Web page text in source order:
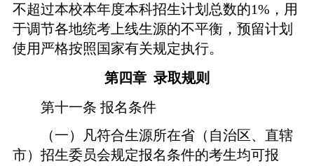
不超过本校本年度本科招生计划总数的1%，用
于调节各地统考上线生源的不平衡，预留计划
使用严格按照国家有关规定执行。
第四章 录取规则
第十一条 报名条件
（一）凡符合生源所在省（自治区、直辖
市）招生委员会规定报名条件的考生均可报